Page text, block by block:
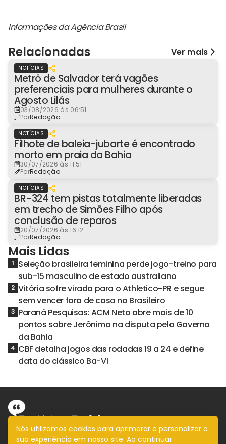
Informações da Agência Brasil
Relacionadas Ver mais
NOTÍCIAS
Metrô de Salvador terá vagões
preferenciais para mulheres durante o
Agosto Lilás
03/08/2026 às 06:51
PorRedação
NOTÍCIAS
Filhote de baleia-jubarte é encontrado
morto em praia da Bahia
30/07/2026 às 11:51
PorRedação
NOTÍCIAS
BR-324 tem pistas totalmente liberadas
em trecho de Simões Filho após
conclusão de reparos
20/07/2026 às 16:12
PorRedação
Mais Lidas
1 Seleção brasileira feminina perde jogo-treino para
sub-15 masculino de estado australiano
2 Vitória sofre virada para o Athletico-PR e segue
sem vencer fora de casa no Brasileiro
3 Paraná Pesquisas: ACM Neto abre mais de 10
pontos sobre Jerônimo na disputa pelo Governo
da Bahia
4 CBF detalha jogos das rodadas 19 a 24 e define
data do clássico Ba-Vi
Nós utilizamos cookies para aprimorar e personalizar a
sua experiência em nosso site. Ao continuar